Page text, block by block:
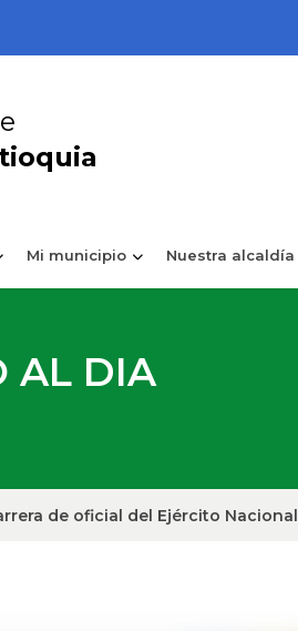
Mi municipio Nuestra alcaldía
AL DIA
de oficial del Ejército Nacional